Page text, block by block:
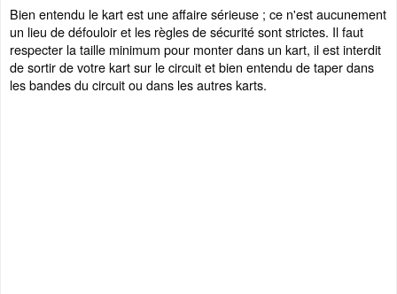
Bien entendu le kart est une affaire sérieuse ; ce n'est aucunement
un lieu de défouloir et les règles de sécurité sont strictes. Il faut
respecter la taille minimum pour monter dans un kart, il est interdit
de sortir de votre kart sur le circuit et bien entendu de taper dans
les bandes du circuit ou dans les autres karts.